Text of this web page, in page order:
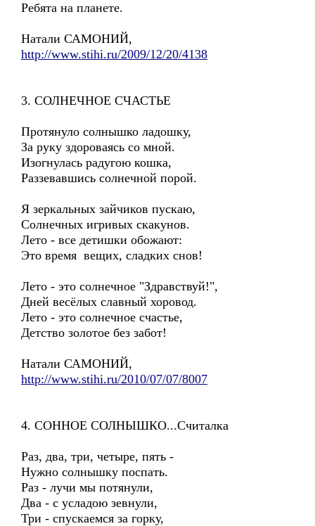
Ребята на планете.
Натали САМОНИЙ,
http://www.stihi.ru/2009/12/20/4138
3. СОЛНЕЧНОЕ СЧАСТЬЕ
Протянуло солнышко ладошку,
За руку здороваясь со мной.
Изогнулась радугою кошка,
Раззевавшись солнечной порой.
Я зеркальных зайчиков пускаю,
Солнечных игривых скакунов.
Лето - все детишки обожают:
Это время вещих, сладких снов!
Лето - это солнечное "Здравствуй!",
Дней весёлых славный хоровод.
Лето - это солнечное счастье,
Детство золотое без забот!
Натали САМОНИЙ,
http://www.stihi.ru/2010/07/07/8007
4. СОННОЕ СОЛНЫШКО...Считалка
Раз, два, три, четыре, пять -
Нужно солнышку поспать.
Раз - лучи мы потянули,
Два - с усладою зевнули,
Три - спускаемся за горку,